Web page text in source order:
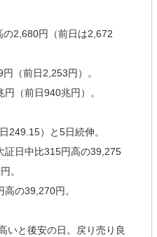
2,680円（前日は2,672
（前日2,253円）。
（前日940兆円）。
249.15）と5日続伸。
証日中比315円高の39,275
。
の39,270円。
いと後安の日。戻り売り良